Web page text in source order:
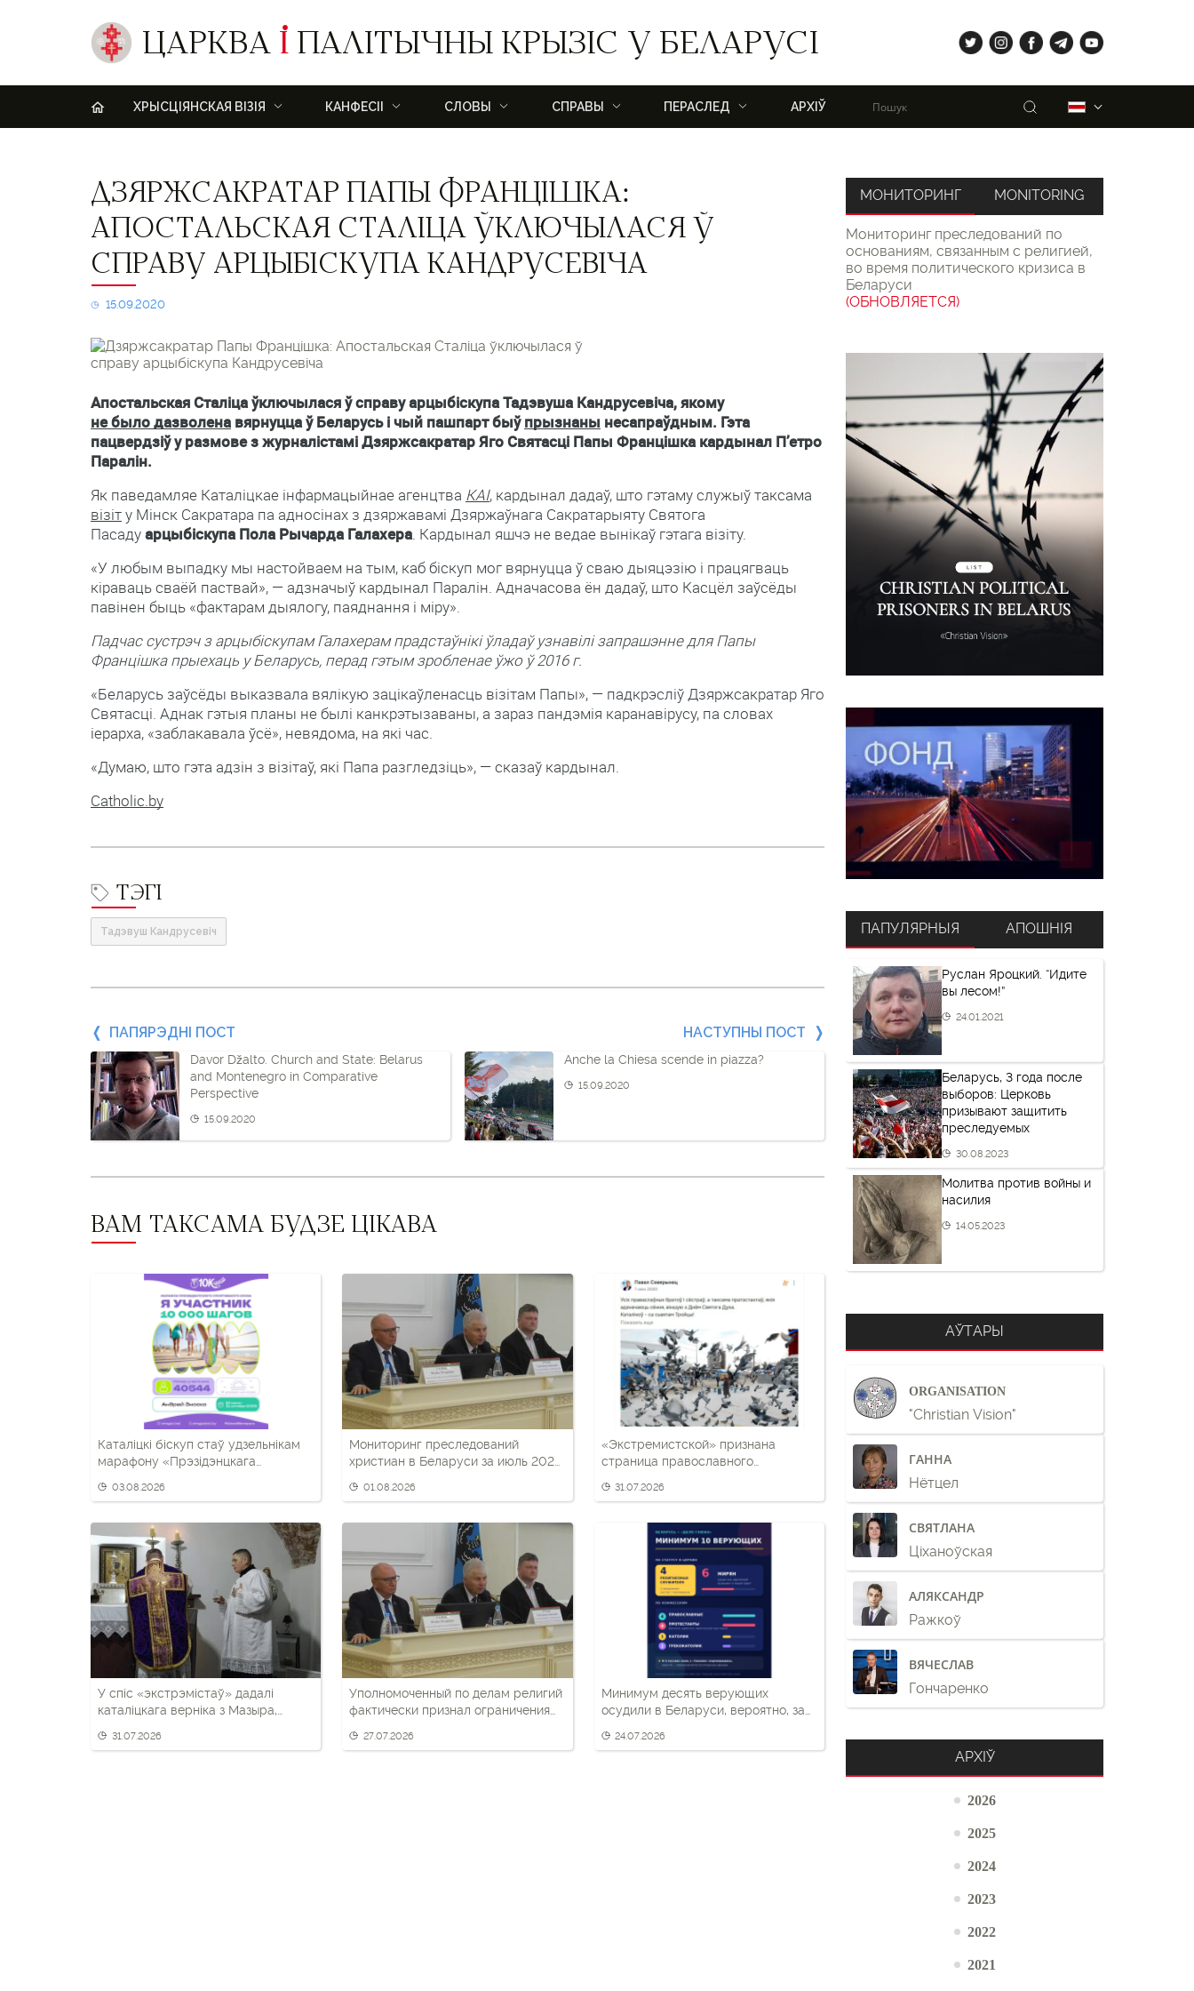
ЦАРКВА І ПАЛІТЫЧНЫ КРЫЗІС У БЕЛАРУСІ
ХРЫСЦІЯНСКАЯ ВІЗІЯ КАНФЕСІІ СЛОВЫ СПРАВЫ ПЕРАСЛЕД АРХІЎ Пошук
tw ig fb tg yt
Дзяржсакратар
Папы
Францішка:
Апостальская
Сталіца
ўключылася
ў
справу
Кандрусевіча
ДЗЯРЖСАКРАТАР ПАПЫ ФРАНЦІШКА:
АПОСТАЛЬСКАЯ СТАЛІЦА ЎКЛЮЧЫЛАСЯ Ў
СПРАВУ АРЦЫБІСКУПА КАНДРУСЕВІЧА
15.09.2020
Апостальская Сталіца ўключылася ў справу арцыбіскупа Тадэвуша Кандрусевіча, якому
не было дазволенавярнуцца ў Беларусь і чый пашпарт быўпрызнаны несапраўдным. Гэта
пацвердзіў у размове з журналістамі Дзяржсакратар Яго Святасці Папы Францішка кардынал П’етро
Паралін.
Як паведамляе Каталіцкае інфармацыйнае агенцтва КАІ, кардынал дадаў, што гэтаму служыў таксама
візіту Мінск Сакратара па адносінах з дзяржавамі Дзяржаўнага Сакратарыяту Святога
Пасадуарцыбіскупа Пола Рычарда Галахера. Кардынал яшчэ не ведае вынікаў гэтага візіту.
«У любым выпадку мы настойваем на тым, каб біскуп мог вярнуцца ў сваю дыяцэзію і працягваць
кіраваць сваёй паствай», — адзначыў кардынал Паралін. Адначасова ён дадаў, што Касцёл заўсёды
павінен быць «фактарам дыялогу, паяднання і міру».
Падчас сустрэч з арцыбіскупам Галахерам прадстаўнікі ўладаў узнавілі запрашэнне для Папы
Францішка прыехаць у Беларусь, перад гэтым зробленае ўжо ў 2016 г.
«Беларусь заўсёды выказвала вялікую зацікаўленасць візітам Папы», — падкрэсліў Дзяржсакратар Яго
Святасці. Аднак гэтыя планы не былі канкрэтызаваны, а зараз пандэмія каранавірусу, па словах
іерарха, «заблакавала ўсё», невядома, на які час.
«Думаю, што гэта адзін з візітаў, які Папа разгледзіць», — сказаў кардынал.
Catholic.by
ТЭГІ
Тадэвуш Кандрусевіч
Папярэдні
пост
і
наступны
пост
ПАПЯРЭДНІ ПОСТ
Davor Džalto. Church and State: Belarus
and Montenegro in Comparative
Perspective
15.09.2020
НАСТУПНЫ ПОСТ
Anche la Chiesa scende in piazza?
15.09.2020
ВАМ ТАКСАМА БУДЗЕ ЦІКАВА
Каталіцкі біскуп стаў удзельнікам
марафону «Прэзідэнцкага
03.08.2026
Мониторинг преследований
христиан в Беларуси за июль 2026
01.08.2026
«Экстремистской» признана
страница православного
политзаключенного Павла
31.07.2026
У спіс «экстрэмістаў» дадалі
каталіцкага верніка з Мазыра,
31.07.2026
Уполномоченный по делам религий
фактически признал ограничения
Беларуси
27.07.2026
Минимум десять верующих
осудили в Беларуси, вероятно, за
24.07.2026
МОНИТОРИНГ
Мониторинг преследований по
основаниям, связанным с религией,
во время политического кризиса в
Беларуси
(ОБНОВЛЯЕТСЯ)
MONITORING
ПАПУЛЯРНЫЯ
Руслан Яроцкий. “Идите
вы лесом!”
24.01.2021
Беларусь, 3 года после
выборов: Церковь
призывают защитить
преследуемых
30.08.2023
Молитва против войны и
насилия
14.05.2023
АПОШНІЯ
АЎТАРЫ
ORGANISATION
"Christian Vision"
ГАННА
Нётцел
СВЯТЛАНА
Ціханоўская
АЛЯКСАНДР
Ражкоў
ВЯЧЕСЛАВ
Гончаренко
АРХІЎ
2026
2025
2024
2023
2022
2021